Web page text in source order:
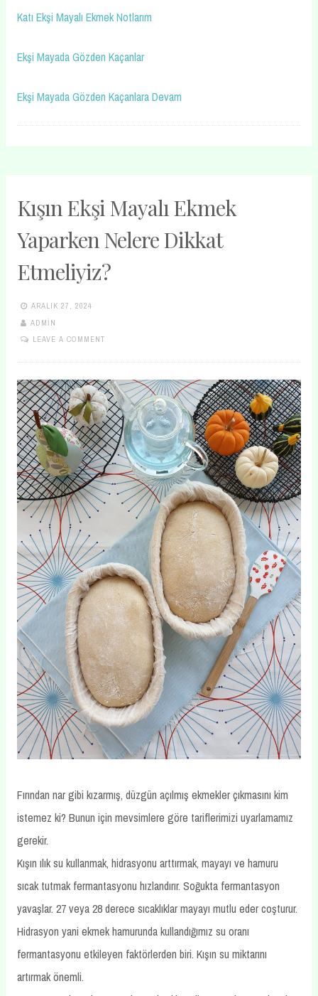
Katı Ekşi Mayalı Ekmek Notlarım
Ekşi Mayada Gözden Kaçanlar
Ekşi Mayada Gözden Kaçanlara Devam
Kışın Ekşi Mayalı Ekmek
Yaparken Nelere Dikkat
Etmeliyiz?
ARALIK 27, 2024
ADMIN
LEAVE A COMMENT
Fırından nar gibi kızarmış, düzgün açılmış ekmekler çıkmasını kim
istemez ki? Bunun için mevsimlere göre tariflerimizi uyarlamamız
gerekir.
Kışın ılık su kullanmak, hidrasyonu arttırmak, mayayı ve hamuru
sıcak tutmak fermantasyonu hızlandırır. Soğukta fermantasyon
yavaşlar. 27 veya 28 derece sıcaklıklar mayayı mutlu eder coşturur.
Hidrasyon yani ekmek hamurunda kullandığımız su oranı
fermantasyonu etkileyen faktörlerden biri. Kışın su miktarını
artırmak önemli.